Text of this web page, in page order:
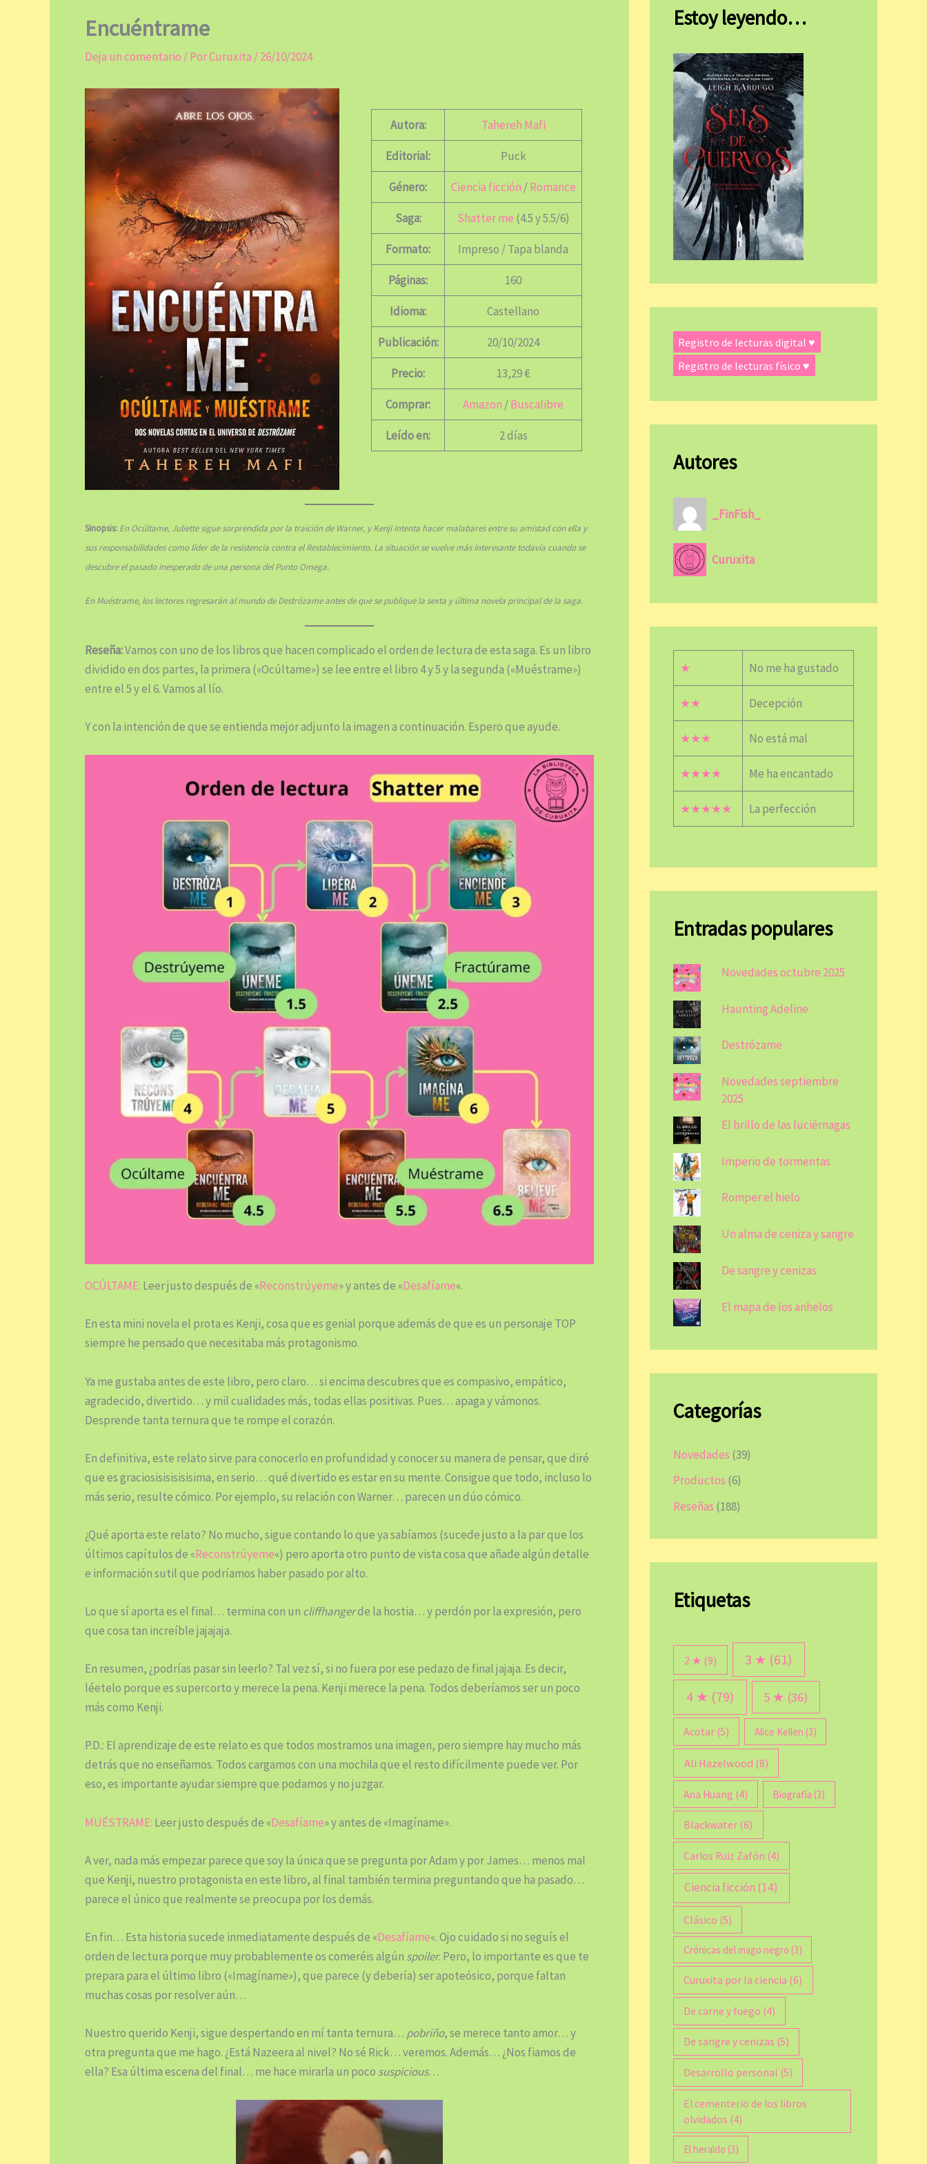
Encuéntrame
Deja un comentario / PorCuruxita /26/10/2024
Autora: Tahereh Mafi
Editorial: Puck
Género: Ciencia ficción /Romance
Saga: Shatter me (4.5 y 5.5/6)
Formato: Impreso / Tapa blanda
Páginas: 160
Idioma: Castellano
Publicación: 20/10/2024
Precio: 13,29 €
Comprar: Amazon /Buscalibre
Leído en: 2 días
Sinopsis: En Ocúltame, Juliette sigue sorprendida por la traición de Warner, y Kenji intenta hacer malabares entre su amistad con ella y
sus responsabilidades como líder de la resistencia contra el Restablecimiento. La situación se vuelve más interesante todavía cuando se
descubre el pasado inesperado de una persona del Punto Omega.
En Muéstrame, los lectores regresarán al mundo de Destrózame antes de que se publique la sexta y última novela principal de la saga.
Reseña:Vamos con uno de los libros que hacen complicado el orden de lectura de esta saga. Es un libro
dividido en dos partes, la primera («Ocúltame») se lee entre el libro 4 y 5 y la segunda («Muéstrame»)
entre el 5 y el 6. Vamos al lío.
Y con la intención de que se entienda mejor adjunto la imagen a continuación. Espero que ayude.
OCÚLTAME: Leer justo después de «Reconstrúyeme» y antes de «Desafíame«.
En esta mini novela el prota es Kenji, cosa que es genial porque además de que es un personaje TOP
siempre he pensado que necesitaba más protagonismo.
Ya me gustaba antes de este libro, pero claro… si encima descubres que es compasivo, empático,
agradecido, divertido… y mil cualidades más, todas ellas positivas. Pues… apaga y vámonos.
Desprende tanta ternura que te rompe el corazón.
En definitiva, este relato sirve para conocerlo en profundidad y conocer su manera de pensar, que diré
que es graciosisisisisisima, en serio… qué divertido es estar en su mente. Consigue que todo, incluso lo
más serio, resulte cómico. Por ejemplo, su relación con Warner… parecen un dúo cómico.
¿Qué aporta este relato? No mucho, sigue contando lo que ya sabíamos (sucede justo a la par que los
últimos capítulos de «Reconstrúyeme«) pero aporta otro punto de vista cosa que añade algún detalle
e información sutil que podríamos haber pasado por alto.
Lo que sí aporta es el final… termina con un cliffhangerde la hostia… y perdón por la expresión, pero
que cosa tan increíble jajajaja.
En resumen, ¿podrías pasar sin leerlo? Tal vez sí, si no fuera por ese pedazo de final jajaja. Es decir,
léetelo porque es supercorto y merece la pena. Kenji merece la pena. Todos deberíamos ser un poco
más como Kenji.
P.D.: El aprendizaje de este relato es que todos mostramos una imagen, pero siempre hay mucho más
detrás que no enseñamos. Todos cargamos con una mochila que el resto difícilmente puede ver. Por
eso, es importante ayudar siempre que podamos y no juzgar.
MUÉSTRAME: Leer justo después de «Desafíame» y antes de «Imagíname».
A ver, nada más empezar parece que soy la única que se pregunta por Adam y por James… menos mal
que Kenji, nuestro protagonista en este libro, al final también termina preguntando que ha pasado…
parece el único que realmente se preocupa por los demás.
En fin… Esta historia sucede inmediatamente después de «Desafíame«. Ojo cuidado si no seguís el
orden de lectura porque muy probablemente os comeréis algún spoiler. Pero, lo importante es que te
prepara para el último libro («Imagíname»), que parece (y debería) ser apoteósico, porque faltan
muchas cosas por resolver aún…
Nuestro querido Kenji, sigue despertando en mí tanta ternura… pobriño, se merece tanto amor… y
otra pregunta que me hago. ¿Está Nazeera al nivel? No sé Rick… veremos. Además… ¿Nos fiamos de
ella? Esa última escena del final… me hace mirarla un poco suspicious…
Estoy leyendo…
Registro de lecturas digital ♥
Registro de lecturas físico ♥
Autores
_FinFish_
Curuxita
★ No me ha gustado
★★ Decepción
★★★ No está mal
★★★★ Me ha encantado
★★★★★ La perfección
Entradas populares
Novedades octubre 2025
Haunting Adeline
Destrózame
Novedades septiembre
2025
El brillo de las luciérnagas
Imperio de tormentas
Romper el hielo
Un alma de ceniza y sangre
De sangre y cenizas
El mapa de los anhelos
Categorías
Novedades (39)
Productos (6)
Reseñas (188)
Etiquetas
2 ★ (9) 3 ★ (61)
4 ★ (79) 5 ★ (36)
Acotar (5) Alice Kellen (3)
Ali Hazelwood (8)
Ana Huang (4) Biografía (3)
Blackwater (6)
Carlos Ruiz Zafón (4)
Ciencia ficción (14)
Clásico (5)
Crónicas del mago negro (3)
Curuxita por la ciencia (6)
De carne y fuego (4)
De sangre y cenizas (5)
Desarrollo personal (5)
El cementerio de los libros
olvidados (4)
El heraldo (3)